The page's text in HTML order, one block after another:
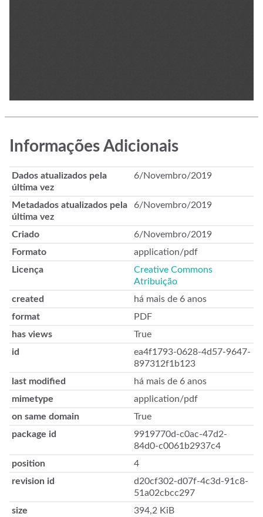
Informações Adicionais
Dados atualizados pela
última vez
6/Novembro/2019
Metadados atualizados pela
última vez
6/Novembro/2019
Criado
6/Novembro/2019
Formato
application/pdf
Licença
Creative Commons
Atribuição
created
há mais de 6 anos
format
PDF
has views
True
id
ea4f1793-0628-4d57-9647-
897312f1b123
last modified
há mais de 6 anos
mimetype
application/pdf
on same domain
True
package id
9919770d-c0ac-47d2-
84d0-c0061b2937c4
position
4
revision id
d20cf302-d07f-4c3d-91c8-
51a02cbcc297
size
394,2 KiB